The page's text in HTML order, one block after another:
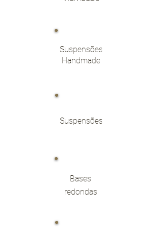
Suspensões
Handmade
Suspensões
Bases
redondas